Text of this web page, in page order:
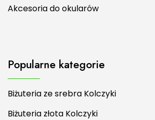
Akcesoria do okularów
Popularne kategorie
Biżuteria ze srebra Kolczyki
Biżuteria złota Kolczyki